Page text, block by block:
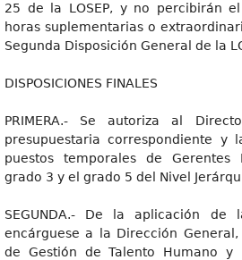
25 de la LOSEP, y no percibirán
horas suplementarias o
Segunda Disposición General de la
DISPOSICIONES FINALES
PRIMERA.- Se autoriza al
presupuestaria correspondiente y
puestos temporales de Gerentes
grado 3 y el grado 5 del Nivel
SEGUNDA.- De la aplicación de
encárguese a la Dirección
de Gestión de Talento Humano y